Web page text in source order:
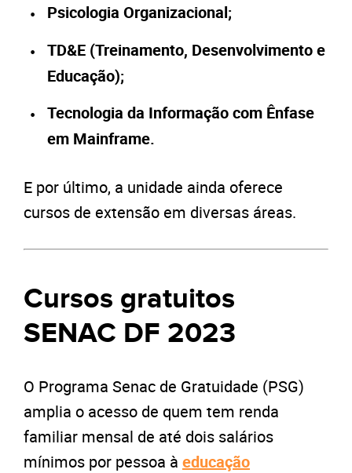
Psicologia Organizacional;
TD&E (Treinamento, Desenvolvimento e
Educação);
Tecnologia da Informação com Ênfase
em Mainframe.
E por último, a unidade ainda oferece
cursos de extensão em diversas áreas.
Cursos gratuitos
SENAC DF 2023
O Programa Senac de Gratuidade (PSG)
amplia o acesso de quem tem renda
familiar mensal de até dois salários
mínimos por pessoa à educação